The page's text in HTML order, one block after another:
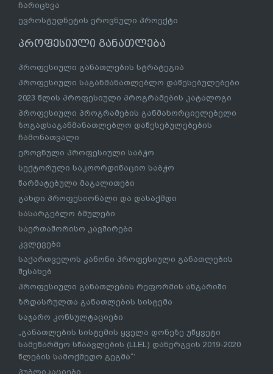
ჩარიცხვა
ევროსტუდნეტის ეროვნული პროექტი
პროფესიული განათლება
პროფესიული განათლების სტრატეგია
პროფესიული საგანმანათლებლო დაწესებულებები
2023 წლის პროფესიული პროგრამების კატალოგი
პროფესიული პროგრამების განმახორციელებელი
ზოგადსაგანმანათლებლო დაწესებულებების
ჩამონათვალი
ეროვნული პროფესიული საბჭო
სექტორული საკოორდინაციო საბჭო
წარმატებული მაგალითები
გახდი პროფესიონალი და დასაქმდი
სასარგებლო ბმულები
საერთაშორისო კავშირები
კვლევები
საქართველოს კანონი პროფესიული განათლების
შესახებ
პროფესიული განათლების რეფორმის ანგარიში
ზრდასრულთა განათლების სისტემა
საჯარო კონსულტაციები
„განათლების სისტემის ყველა დონეზე უწყვეტი
სამეწარმეო სწაავლების (LLEL) დანერგვის 2019-2020
წლების სამოქმედო გეგმა“’
პუბლიკაციები